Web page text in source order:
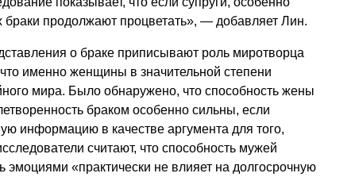
браки продолжают процветать», — добавляет Лин.
о браке приписывают роль миротворца
именно женщины в значительной степени
мира. Было обнаружено, что способность жены
браком особенно сильны, если
информацию в качестве аргумента для того,
считают, что способность мужей
эмоциями «практически не влияет на долгосрочную